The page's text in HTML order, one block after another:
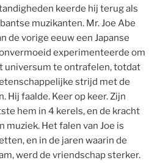
keerde hij terug als
muzikanten. Mr. Joe Abe
de vorige eeuw een Japanse
experimenteerde om
universum te ontrafelen, totdat
strijd met de
Hij faalde. Keer op keer. Zijn
hem in 4 kerels, en de kracht
muziek. Het falen van Joe is
en in de jaren waarin de
werd de vriendschap sterker.